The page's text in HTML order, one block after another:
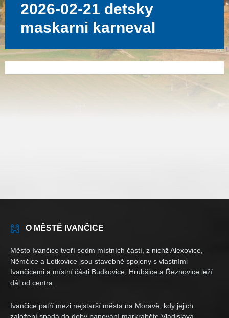
2026-02-21 detsky
maskarni karneval
O MĚSTĚ IVANČICE
Město Ivančice tvoří sedm místních částí, z nichž Alexovice,
Němčice a Letkovice jsou stavebně spojeny s vlastními
Ivančicemi a místní části Budkovice, Hrubšice a Řeznovice leží
dál od centra.
Ivančice patří mezi nejstarší města na Moravě, kdy jejich